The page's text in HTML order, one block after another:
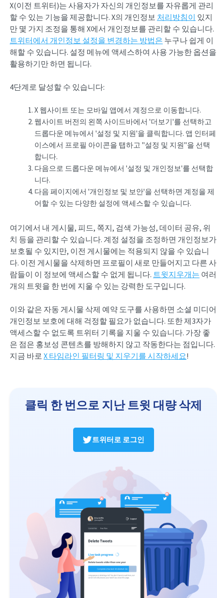
X(이전 트위터)는 사용자가 자신의 개인정보를 자유롭게 관리
할 수 있는 기능을 제공합니다. X의 개인정보 처리방침이 있지
만 몇 가지 조정을 통해 X에서 개인정보를 관리할 수 있습니다.
트위터에서 개인정보 설정을 변경하는 방법은 누구나 쉽게 이
해할 수 있습니다. 설정 메뉴에 액세스하여 사용 가능한 옵션을
활용하기만 하면 됩니다.
4단계로 달성할 수 있습니다:
X 웹사이트 또는 모바일 앱에서 계정으로 이동합니다.
웹사이트 버전의 왼쪽 사이드바에서 '더보기'를 선택하고
드롭다운 메뉴에서 '설정 및 지원'을 클릭합니다. 앱 인터페
이스에서 프로필 아이콘을 탭하고 "설정 및 지원"을 선택
합니다.
다음으로 드롭다운 메뉴에서 '설정 및 개인정보'를 선택합
니다.
다음 페이지에서 '개인정보 및 보안'을 선택하면 계정을 제
어할 수 있는 다양한 설정에 액세스할 수 있습니다.
여기에서 내 게시물, 피드, 쪽지, 검색 가능성, 데이터 공유, 위
치 등을 관리할 수 있습니다. 계정 설정을 조정하면 개인정보가
보호될 수 있지만, 이전 게시물에는 적용되지 않을 수 있습니
다. 이전 게시물을 삭제하면 프로필이 새로 만들어지고 다른 사
람들이 이 정보에 액세스할 수 없게 됩니다. 트윗지우개는 여러
개의 트윗을 한 번에 지울 수 있는 강력한 도구입니다.
이와 같은 자동 게시물 삭제 예약 도구를 사용하면 소셜 미디어
개인정보 보호에 대해 걱정할 필요가 없습니다. 또한 제3자가
액세스할 수 없도록 트위터 기록을 지울 수 있습니다. 가장 좋
은 점은 홍보성 콘텐츠를 방해하지 않고 작동한다는 점입니다.
지금 바로 X 타임라인 필터링 및 지우기를 시작하세요!
클릭 한 번으로 지난 트윗 대량 삭제
트위터로 로그인